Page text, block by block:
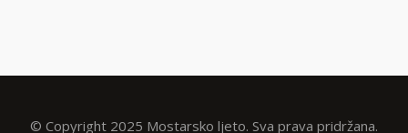
© Copyright 2025 Mostarsko ljeto. Sva prava pridržana.